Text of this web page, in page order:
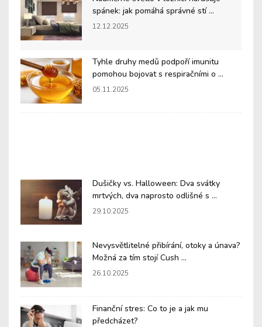
spánek: jak pomáhá správné stí ...
12.12.2025
Tyhle druhy medů podpoří imunitu
pomohou bojovat s respiračními o ...
05.11.2025
Dušičky vs. Halloween: Dva svátky
mrtvých, dva naprosto odlišné s ...
29.10.2025
Nevysvětlitelné přibírání, otoky a únava?
Možná za tím stojí Cush ...
26.10.2025
Finanční stres: Co to je a jak mu
předcházet?